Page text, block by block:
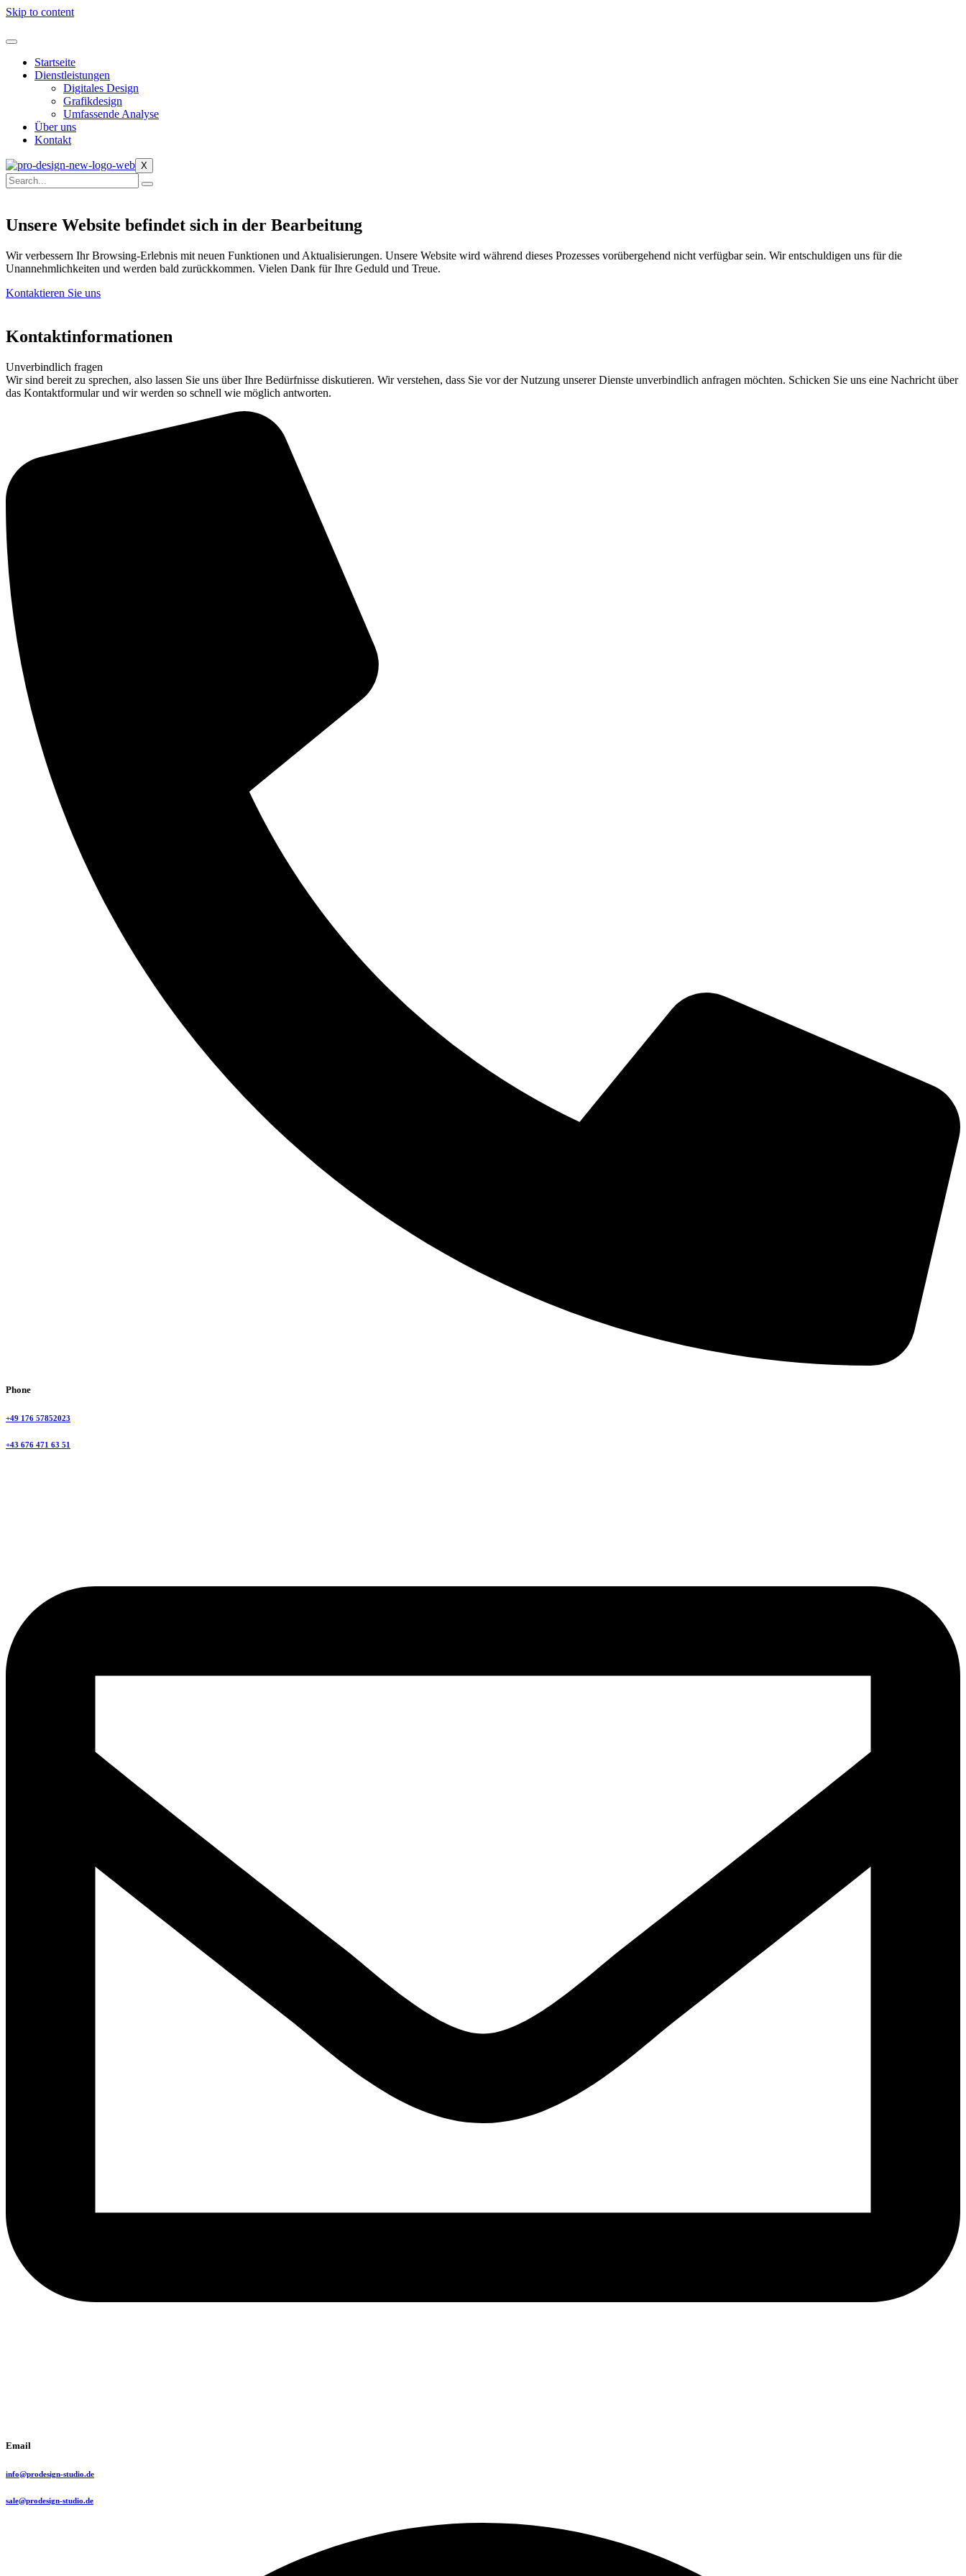
Skip to content
Startseite
Dienstleistungen
Digitales Design
Grafikdesign
Umfassende Analyse
Über uns
Kontakt
X
Unsere Website befindet sich in der Bearbeitung
Wir verbessern Ihr Browsing-Erlebnis mit neuen Funktionen und Aktualisierungen. Unsere Website wird während dieses Prozesses vorübergehend nicht verfügbar sein. Wir entschuldigen uns für die
Unannehmlichkeiten und werden bald zurückkommen. Vielen Dank für Ihre Geduld und Treue.
Kontaktieren Sie uns
Kontaktinformationen
Unverbindlich fragen
Wir sind bereit zu sprechen, also lassen Sie uns über Ihre Bedürfnisse diskutieren. Wir verstehen, dass Sie vor der Nutzung unserer Dienste unverbindlich anfragen möchten. Schicken Sie uns eine Nachricht über
das Kontaktformular und wir werden so schnell wie möglich antworten.
Phone
+49 176 57852023
+43 676 471 63 51
Email
info@prodesign-studio.de
sale@prodesign-studio.de